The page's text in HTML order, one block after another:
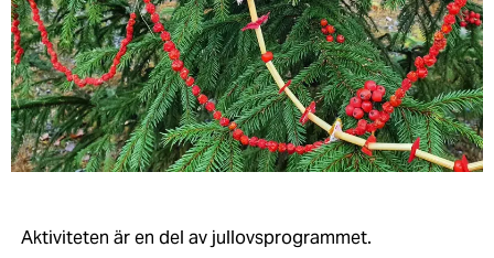
Aktiviteten är en del av jullovsprogrammet.